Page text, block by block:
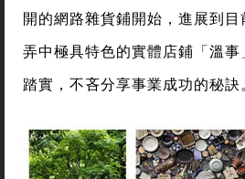
開的網路雜貨鋪開始，進展到
弄中極具特色的實體店鋪「溫
踏實，不吝分享事業成功的秘訣。